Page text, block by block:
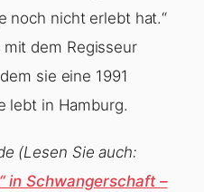
noch nicht erlebt hat.“
dem Regisseur
sie eine 1991
lebt in Hamburg.
(Lesen Sie auch:
in Schwangerschaft –